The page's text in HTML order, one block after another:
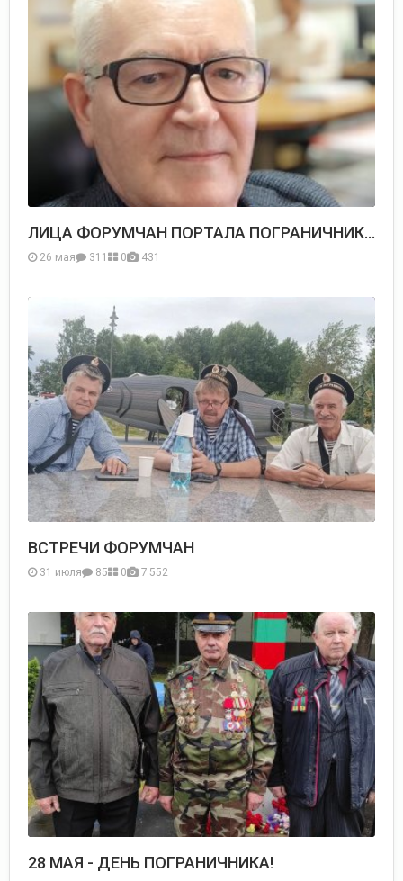
ЛИЦА ФОРУМЧАН ПОРТАЛА ПОГРАНИЧНИК.ру
26 мая 311 0 431
ВСТРЕЧИ ФОРУМЧАН
31 июля 85 0 7 552
28 МАЯ - ДЕНЬ ПОГРАНИЧНИКА!